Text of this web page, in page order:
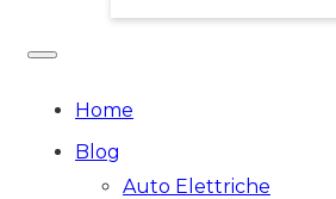
Home
Blog
Auto Elettriche